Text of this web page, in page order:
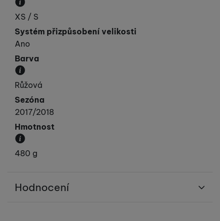
Obvod hlavy v cm.
XS / S
Systém přizpůsobení velikosti
Ano
Barva
Převládající barva výrobku.
Růžová
Sezóna
2017/2018
Hmotnost
Váha produktu.
480 g
Hodnocení